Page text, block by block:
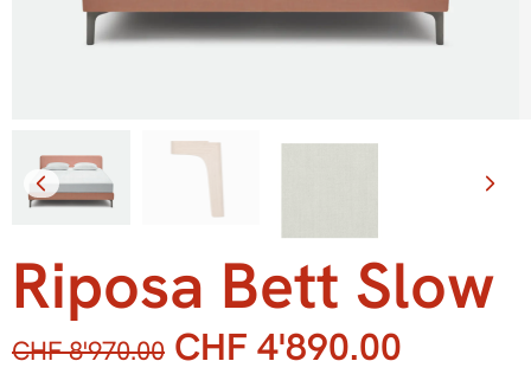
Riposa Bett Slow
CHF8'970.00 CHF 4'890.00